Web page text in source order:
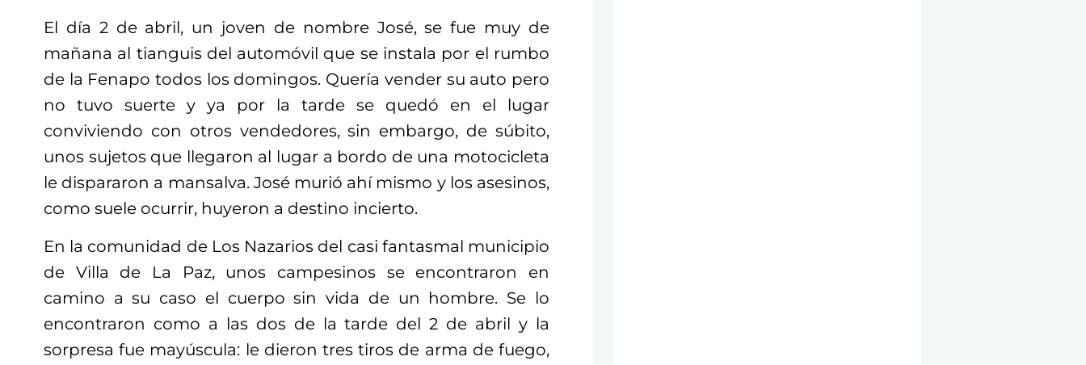
El día 2 de abril, un joven de nombre José, se fue muy de
mañana al tianguis del automóvil que se instala por el rumbo
de la Fenapo todos los domingos. Quería vender su auto pero
no tuvo suerte y ya por la tarde se quedó en el lugar
conviviendo con otros vendedores, sin embargo, de súbito,
unos sujetos que llegaron al lugar a bordo de una motocicleta
le dispararon a mansalva. José murió ahí mismo y los asesinos,
como suele ocurrir, huyeron a destino incierto.
En la comunidad de Los Nazarios del casi fantasmal municipio
de Villa de La Paz, unos campesinos se encontraron en
camino a su caso el cuerpo sin vida de un hombre. Se lo
encontraron como a las dos de la tarde del 2 de abril y la
sorpresa fue mayúscula: le dieron tres tiros de arma de fuego,